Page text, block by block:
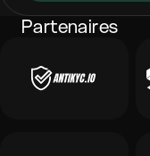
Partenaires